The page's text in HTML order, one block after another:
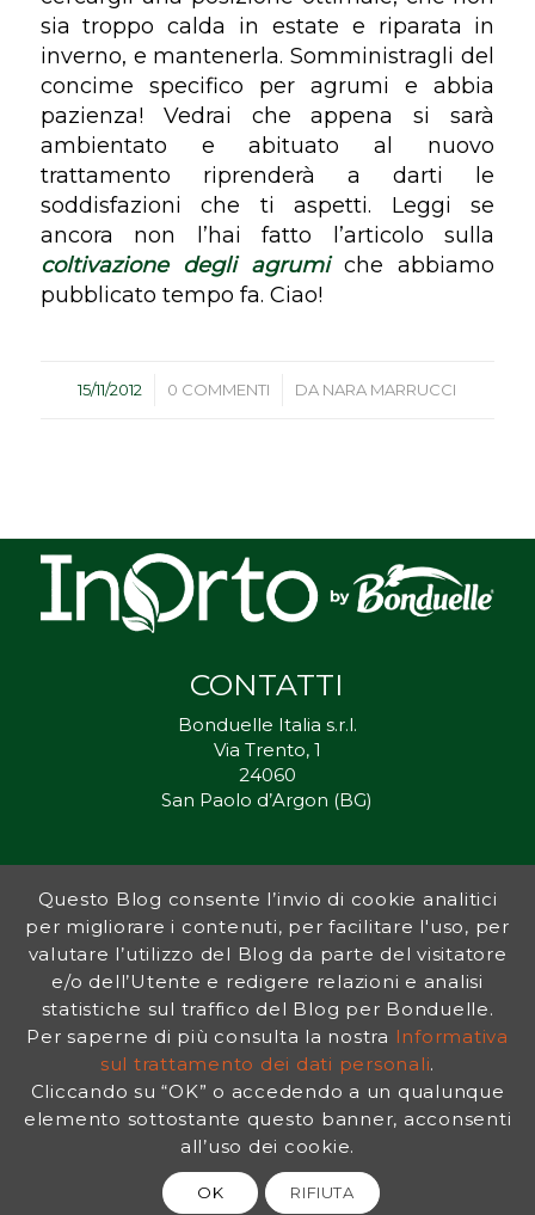
sia troppo calda in estate e riparata in
inverno, e mantenerla. Somministragli del
concime specifico per agrumi e abbia
pazienza! Vedrai che appena si sarà
ambientato e abituato al nuovo
trattamento riprenderà a darti le
soddisfazioni che ti aspetti. Leggi se
ancora non l’hai fatto l’articolo sulla
coltivazione degli agrumiche abbiamo
pubblicato tempo fa. Ciao!
15/11/2012
/ 0 COMMENTI
/ DA NARA MARRUCCI
CONTATTI
Bonduelle Italia s.r.l.
Via Trento, 1
24060
San Paolo d’Argon (BG)
Inorto.org è dal 2011 il punto di riferimento per gli ortisti italiani, e
fornisce preziosi consigli sia ai più esperti che a nuovi interessati.
L’obiettivo di Bonduelle è ispirare la transizione verso una dieta a
base vegetale per contribuire al benessere delle persone e del
pianeta. In questo contesto si inserisce InOrto, simbolo dell’amore
per la terra e del rispetto dell’ambiente.
INFORMATIVA PRIVACY| NOTE LEGALI
© 2026 Bonduelle InOrto
Questo Blog consente l’invio di cookie analitici
per migliorare i contenuti, per facilitare l'uso, per
valutare l’utilizzo del Blog da parte del visitatore
e/o dell’Utente e redigere relazioni e analisi
statistiche sul traffico del Blog per Bonduelle.
Per saperne di più consulta la nostra Informativa
sul trattamento dei dati personali.
Cliccando su “OK” o accedendo a un qualunque
elemento sottostante questo banner, acconsenti
all’uso dei cookie.
OK RIFIUTA